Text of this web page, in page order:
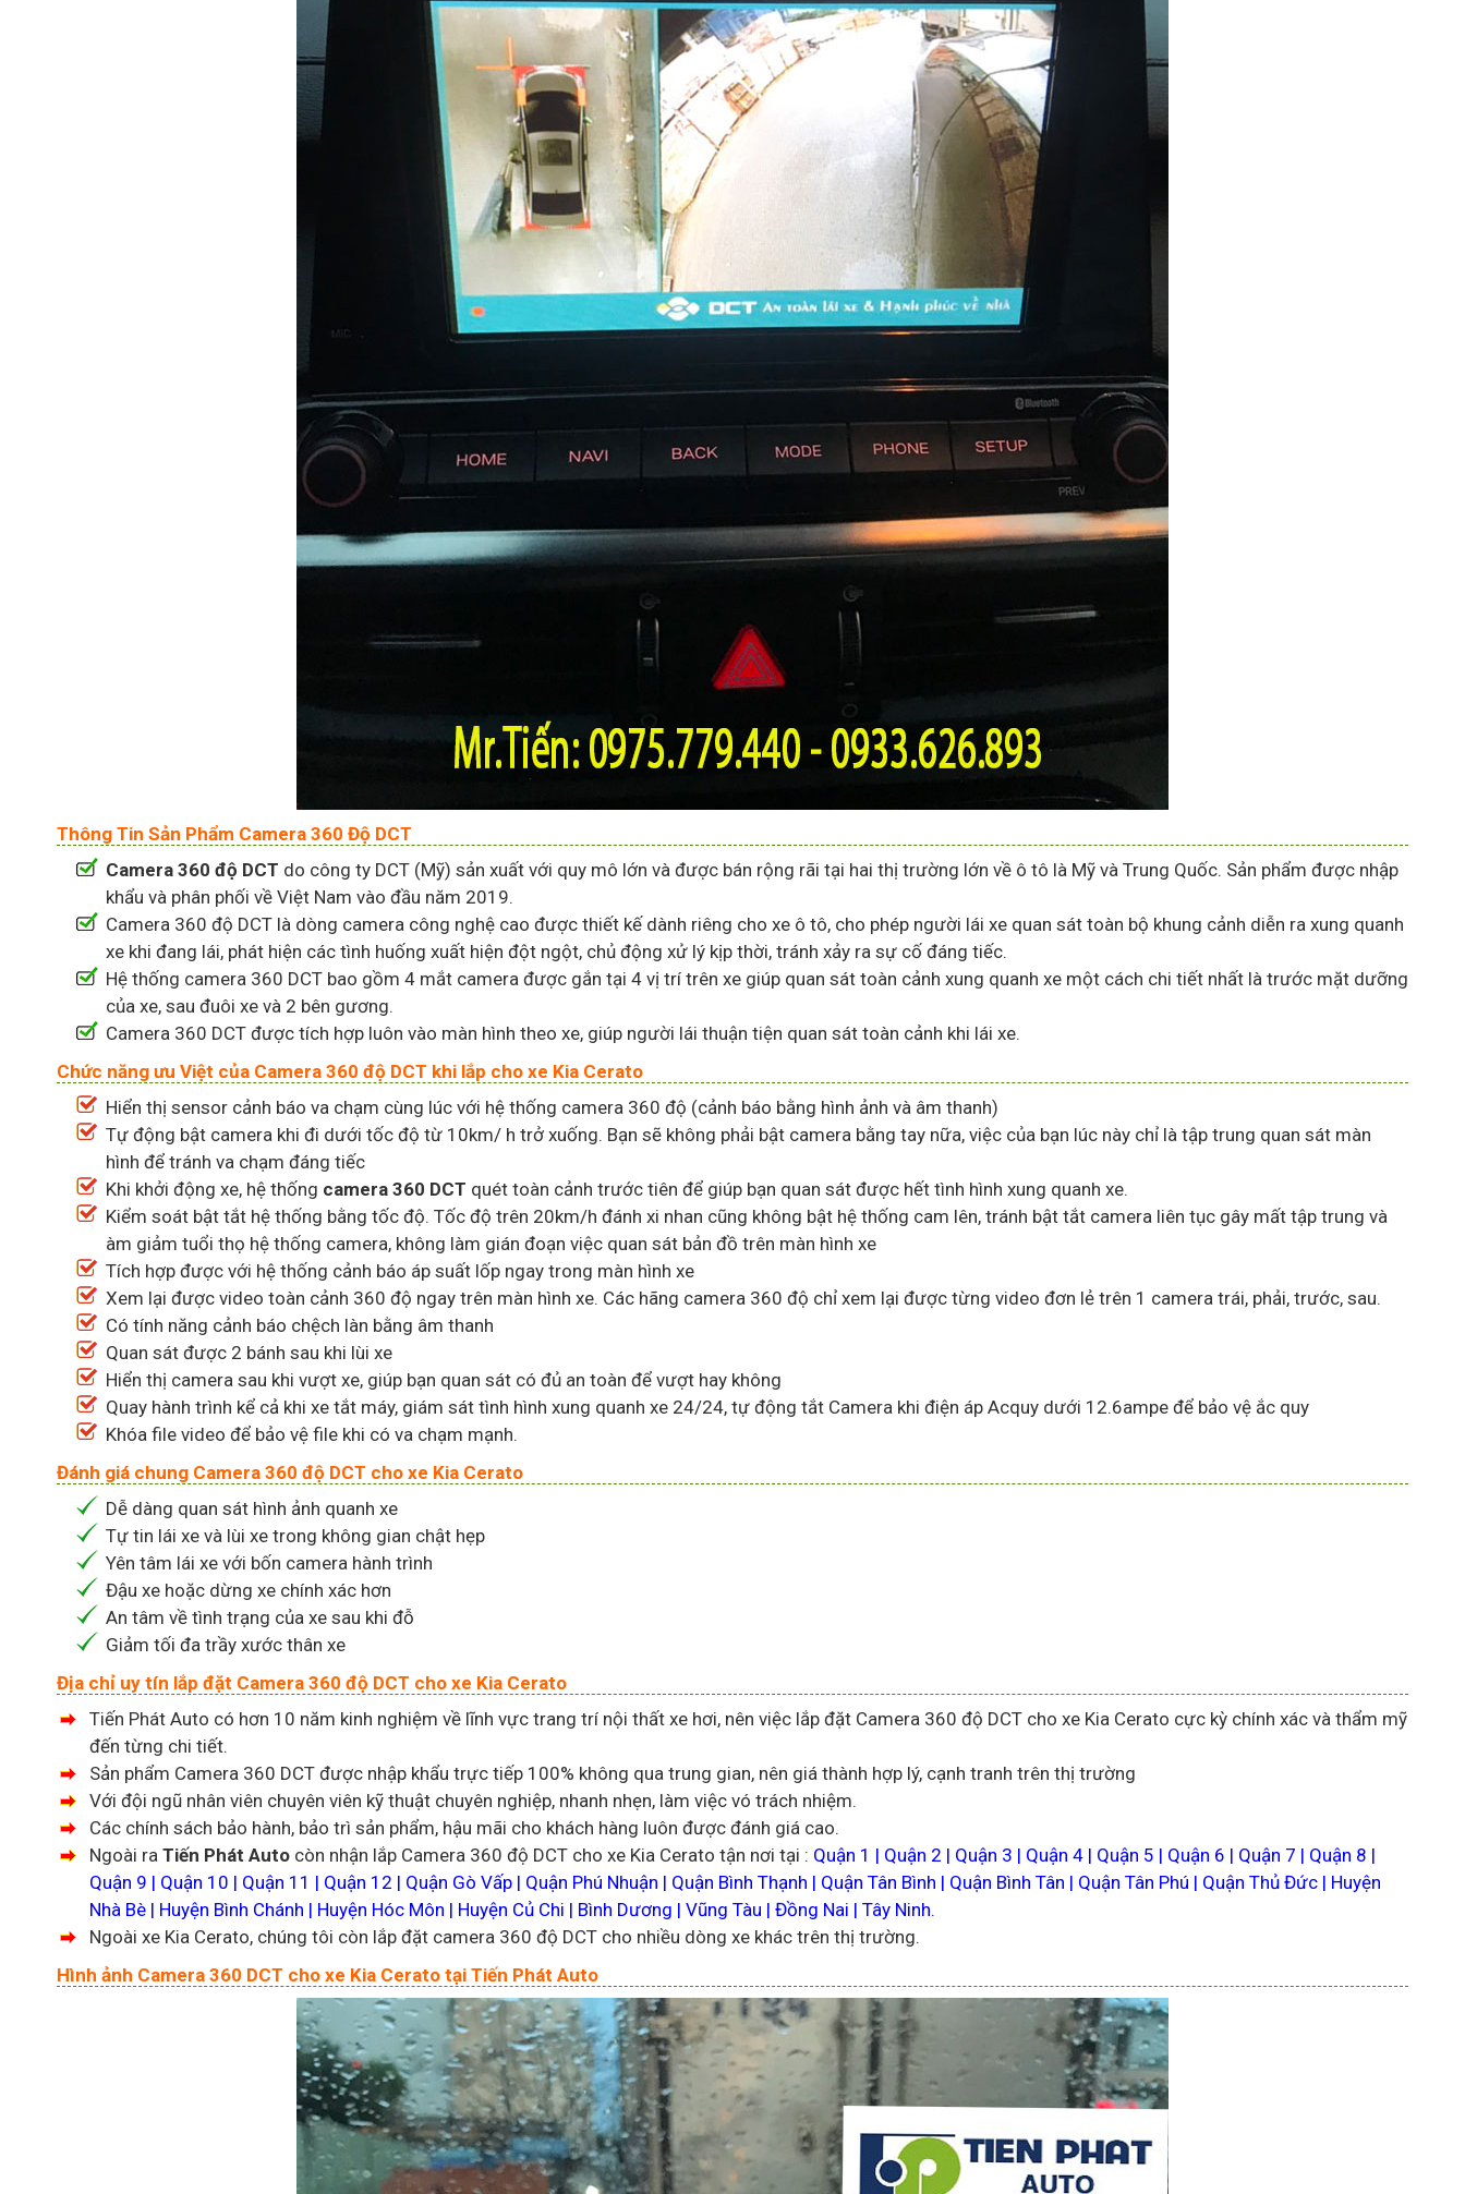
Thông Tin Sản Phẩm Camera 360 Độ DCT
Camera 360 độ DCT do công ty DCT (Mỹ) sản xuất với quy mô lớn và được bán rộng rãi tại hai thị trường lớn về ô tô là Mỹ và Trung Quốc. Sản phẩm được nhập
khẩu và phân phối về Việt Nam vào đầu năm 2019.
Camera 360 độ DCT là dòng camera công nghệ cao được thiết kế dành riêng cho xe ô tô, cho phép người lái xe quan sát toàn bộ khung cảnh diễn ra xung quanh
xe khi đang lái, phát hiện các tình huống xuất hiện đột ngột, chủ động xử lý kịp thời, tránh xảy ra sự cố đáng tiếc.
Hệ thống camera 360 DCT bao gồm 4 mắt camera được gắn tại 4 vị trí trên xe giúp quan sát toàn cảnh xung quanh xe một cách chi tiết nhất là trước mặt dưỡng
của xe, sau đuôi xe và 2 bên gương.
Camera 360 DCT được tích hợp luôn vào màn hình theo xe, giúp người lái thuận tiện quan sát toàn cảnh khi lái xe.
Chức năng ưu Việt của Camera 360 độ DCT khi lắp cho xe Kia Cerato
Hiển thị sensor cảnh báo va chạm cùng lúc với hệ thống camera 360 độ (cảnh báo bằng hình ảnh và âm thanh)
Tự động bật camera khi đi dưới tốc độ từ 10km/ h trở xuống. Bạn sẽ không phải bật camera bằng tay nữa, việc của bạn lúc này chỉ là tập trung quan sát màn
hình để tránh va chạm đáng tiếc​
Khi khởi động xe, hệ thống camera 360 DCT quét toàn cảnh trước tiên để giúp bạn quan sát được hết tình hình xung quanh xe.
Kiểm soát bật tắt hệ thống bằng tốc độ. Tốc độ trên 20km/h đánh xi nhan cũng không bật hệ thống cam lên, tránh bật tắt camera liên tục gây mất tập trung và
àm giảm tuổi thọ hệ thống camera, không làm gián đoạn việc quan sát bản đồ trên màn hình xe
Tích hợp được với hệ thống cảnh báo áp suất lốp ngay trong màn hình xe
Xem lại được video toàn cảnh 360 độ ngay trên màn hình xe. Các hãng camera 360 độ chỉ xem lại được từng video đơn lẻ trên 1 camera trái, phải, trước, sau.
Có tính năng cảnh báo chệch làn bằng âm thanh
Quan sát được 2 bánh sau khi lùi xe
Hiển thị camera sau khi vượt xe, giúp bạn quan sát có đủ an toàn để vượt hay không
Quay hành trình kể cả khi xe tắt máy, giám sát tình hình xung quanh xe 24/24, tự động tắt Camera khi điện áp Acquy dưới 12.6ampe để bảo vệ ắc quy
Khóa file video để bảo vệ file khi có va chạm mạnh.
Đánh giá chung Camera 360 độ DCT cho xe Kia Cerato
Dễ dàng quan sát hình ảnh quanh xe
Tự tin lái xe và lùi xe trong không gian chật hẹp
Yên tâm lái xe với bốn camera hành trình
Đậu xe hoặc dừng xe chính xác hơn
An tâm về tình trạng của xe sau khi đỗ
Giảm tối đa trầy xước thân xe
Địa chỉ uy tín lắp đặt Camera 360 độ DCT cho xe Kia Cerato
Tiến Phát Auto có hơn 10 năm kinh nghiệm về lĩnh vực trang trí nội thất xe hơi, nên việc lắp đặt Camera 360 độ DCT cho xe Kia Cerato cực kỳ chính xác và thẩm mỹ
đến từng chi tiết.
Sản phẩm Camera 360 DCT được nhập khẩu trực tiếp 100% không qua trung gian, nên giá thành hợp lý, cạnh tranh trên thị trường
Với đội ngũ nhân viên chuyên viên kỹ thuật chuyên nghiệp, nhanh nhẹn, làm việc vó trách nhiệm.
Các chính sách bảo hành, bảo trì sản phẩm, hậu mãi cho khách hàng luôn được đánh giá cao.
Ngoài ra Tiến Phát Auto còn nhận lắp Camera 360 độ DCT cho xe Kia Cerato tận nơi tại : Quận 1 | Quận 2 | Quận 3 | Quận 4 | Quận 5 | Quận 6 | Quận 7 | Quận 8 |
Quận 9 | Quận 10 | Quận 11 | Quận 12 | Quận Gò Vấp | Quận Phú Nhuận | Quận Bình Thạnh | Quận Tân Bình | Quận Bình Tân | Quận Tân Phú | Quận Thủ Đức | Huyện
Nhà Bè | Huyện Bình Chánh | Huyện Hóc Môn | Huyện Củ Chi | Bình Dương | Vũng Tàu | Đồng Nai | Tây Ninh.
Ngoài xe Kia Cerato, chúng tôi còn lắp đặt camera 360 độ DCT cho nhiều dòng xe khác trên thị trường.
Hình ảnh Camera 360 DCT cho xe Kia Cerato tại Tiến Phát Auto